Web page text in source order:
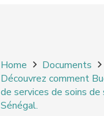
Home
Documents
Découvrez comment
de services de soins
Sénégal.